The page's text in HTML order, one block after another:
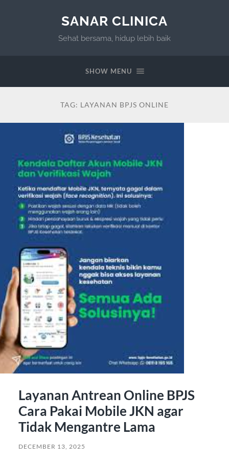
SANAR CLINICA
Sehat bersama, hidup lebih baik
SHOW MENU
TAG: LAYANAN BPJS ONLINE
Layanan Antrean Online BPJS
Cara Pakai Mobile JKN agar
Tidak Mengantre Lama
DECEMBER 13, 2025